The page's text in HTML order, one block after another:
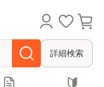
詳細検索